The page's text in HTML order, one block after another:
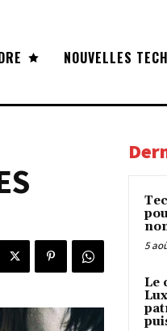
NOUVELLES
5
Le